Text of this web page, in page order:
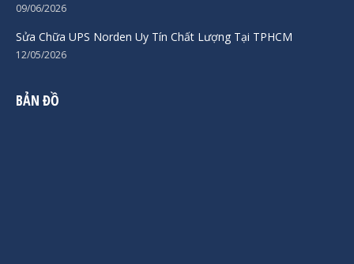
09/06/2026
Sửa Chữa UPS Norden Uy Tín Chất Lượng Tại TPHCM
12/05/2026
BẢN ĐỒ